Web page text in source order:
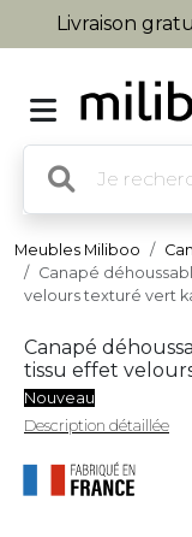
Livraison
Meubles Miliboo
Canapé
velours texturé vert
Canapé
tissu effet
Nouveau
Description détaillée